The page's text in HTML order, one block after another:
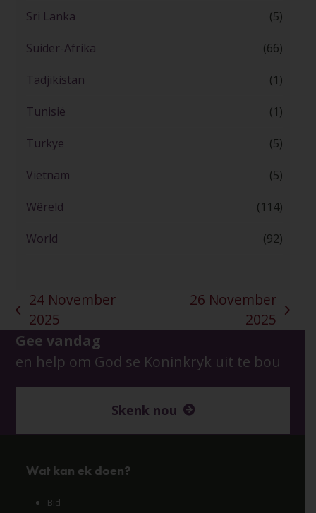
Sri Lanka (5)
Suider-Afrika (66)
Tadjikistan (1)
Tunisië (1)
Turkye (5)
Viëtnam (5)
Wêreld (114)
World (92)
previous
post:
24 November
2025
26 November
2025
Gee vandag
en help om God se Koninkryk uit te bou
Skenk nou
Wat kan ek doen?
Bid